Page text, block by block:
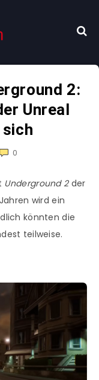
2:
Unreal
sich
0
Underground 2der
wird ein
könnten die
teilweise.